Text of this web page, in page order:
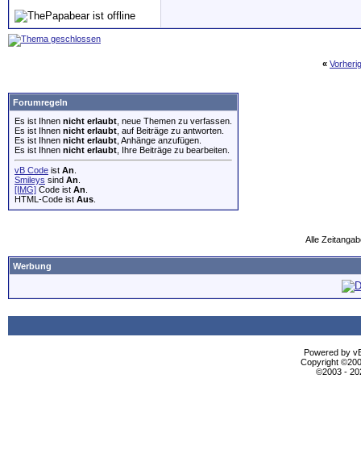
«
Forumregeln
Es ist Ihnen nicht erlaubt , neue Themen zu verfassen.
Es ist Ihnen nicht erlaubt , auf Beiträge zu antworten.
Es ist Ihnen nicht erlaubt , Anhänge anzufügen.
Es ist Ihnen nicht erlaubt , Ihre Beiträge zu bearbeiten.
vB Code ist An
Smileys sind An
[IMG] Code ist An
HTML-Code ist Aus
Alle
Werbung
Powered by
Copyright
©2003 -